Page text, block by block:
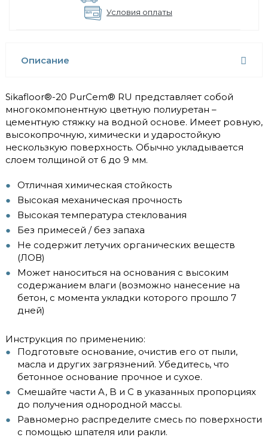
Условия оплаты
Описание
Sikafloor®-20 PurCem® RU представляет собой
многокомпонентную цветную полиуретан –
цементную стяжку на водной основе. Имеет ровную,
высокопрочную, химически и ударостойкую
нескользкую поверхность. Обычно укладывается
слоем толщиной от 6 до 9 мм.
Отличная химическая стойкость
Высокая механическая прочность
Высокая температура стеклования
Без примесей / без запаха
Не содержит летучих органических веществ
(ЛОВ)
Может наноситься на основания с высоким
содержанием влаги (возможно нанесение на
бетон, с момента укладки которого прошло 7
дней)
Инструкция по применению:
Подготовьте основание, очистив его от пыли,
масла и других загрязнений. Убедитесь, что
бетонное основание прочное и сухое.
Смешайте части A, B и C в указанных пропорциях
до получения однородной массы.
Равномерно распределите смесь по поверхности
с помощью шпателя или ракли.